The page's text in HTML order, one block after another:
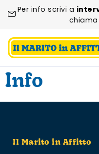
Per info scrivi a
chiama
Info
Il Marito in Affitto